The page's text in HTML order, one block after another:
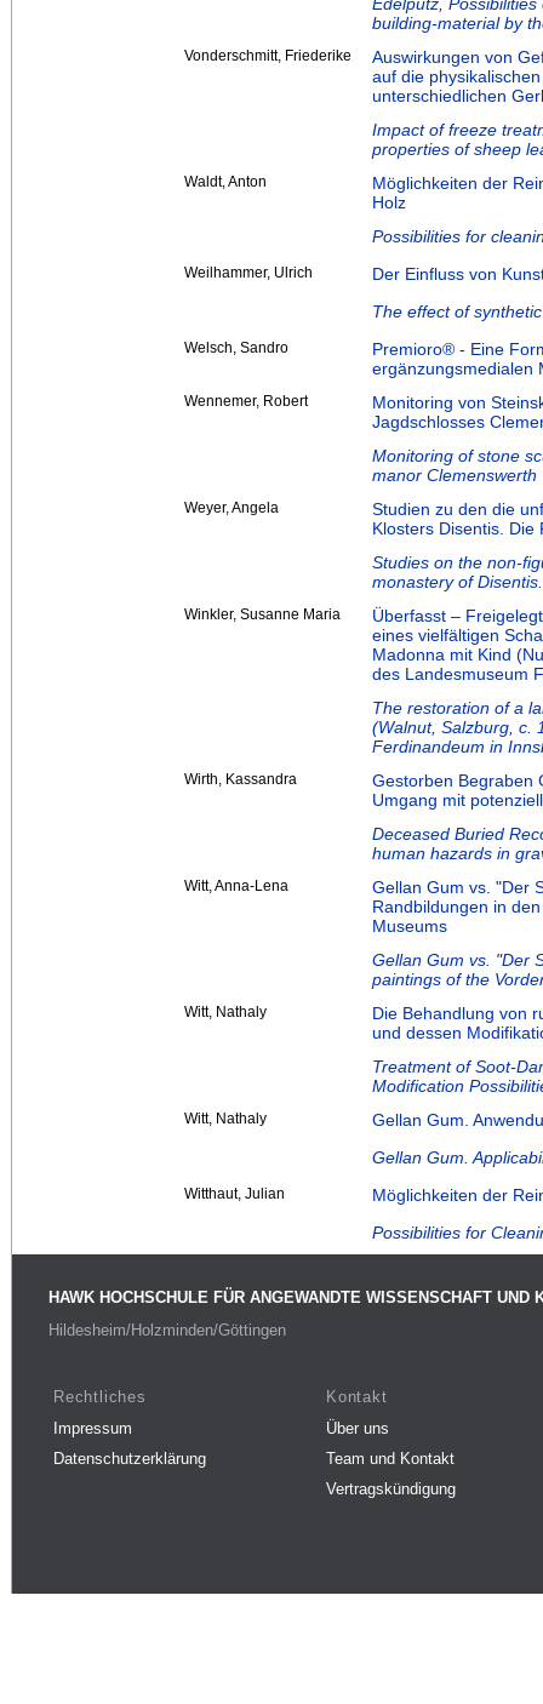
Edelputz,
building-material by
Vonderschmitt, Friederike
Auswirkungen von
auf die
unterschiedlichen
Impact of freeze
properties of sheep
Waldt, Anton
Möglichkeiten der
Holz
Possibilities for
Weilhammer, Ulrich
Der Einfluss von
The effect of
Welsch, Sandro
Premioro® - Eine
ergänzungsmedialen
Wennemer, Robert
Monitoring von
Jagdschlosses
Monitoring of stone
manor Clemenswerth
Weyer, Angela
Studien zu den die
Klosters Disentis.
Studies on the non-
monastery of
Winkler, Susanne Maria
Überfasst –
eines vielfältigen
Madonna mit Kind
des Landesmuseum
The restoration of a
(Walnut, Salzburg, c.
Ferdinandeum in
Wirth, Kassandra
Gestorben Begraben
Umgang mit
Deceased Buried
human hazards in
Witt, Anna-Lena
Gellan Gum vs. "Der
Randbildungen in
Museums
Gellan Gum vs. "Der
paintings of the
Witt, Nathaly
Die Behandlung von
und dessen
Treatment of Soot-
Modification
Witt, Nathaly
Gellan Gum.
Gellan Gum.
Witthaut, Julian
Möglichkeiten der
Possibilities for
HAWK HOCHSCHULE FÜR ANGEWANDTE WISSENSCHAFT UND
Hildesheim/Holzminden/Göttingen
Rechtliches
Impressum
Datenschutzerklärung
Kontakt
Über uns
Team und Kontakt
Vertragskündigung